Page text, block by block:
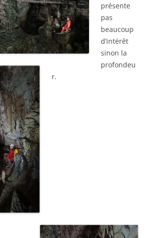
présente
pas
beaucoup
d’intérêt
sinon la
profondeu
r.